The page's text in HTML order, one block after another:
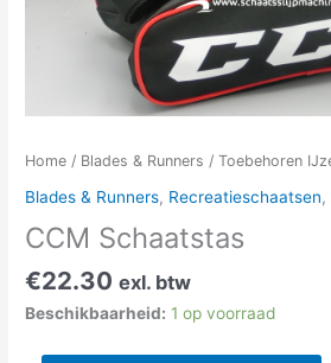
Home / Blades & Runners /Toebehoren
Blades & Runners, Recreatieschaatsen,
CCM Schaatstas
€22.30 exl. btw
Beschikbaarheid: 1 op voorraad